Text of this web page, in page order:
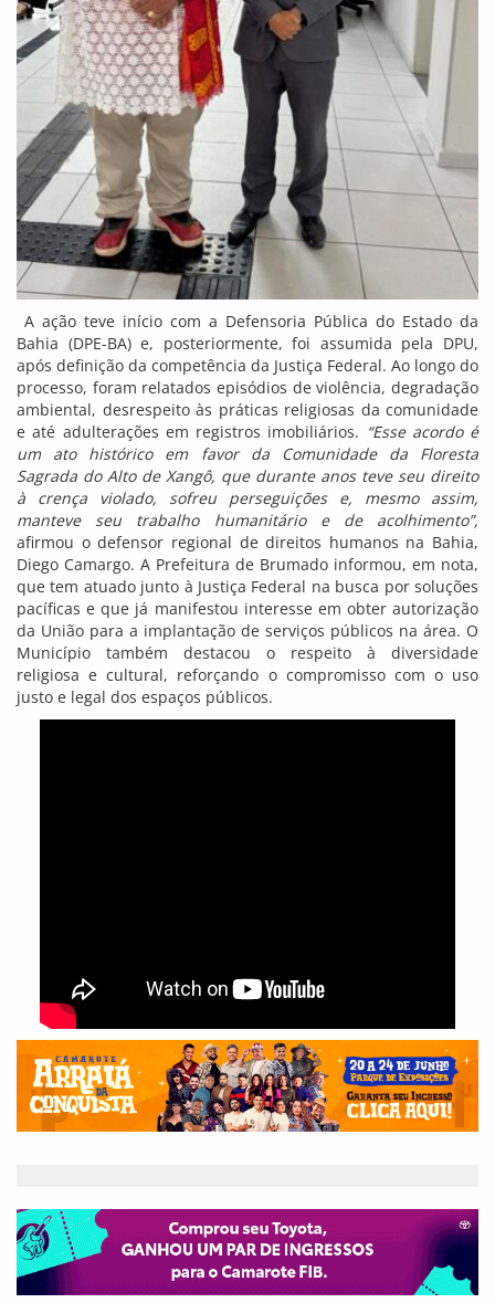
A ação teve início com a Defensoria Pública do Estado da
Bahia (DPE-BA) e, posteriormente, foi assumida pela DPU,
após definição da competência da Justiça Federal. Ao longo do
processo, foram relatados episódios de violência, degradação
ambiental, desrespeito às práticas religiosas da comunidade
e até adulterações em registros imobiliários. “Esse acordo é
um ato histórico em favor da Comunidade da Floresta
Sagrada do Alto de Xangô, que durante anos teve seu direito
à crença violado, sofreu perseguições e, mesmo assim,
manteve seu trabalho humanitário e de acolhimento”,
afirmou o defensor regional de direitos humanos na Bahia,
Diego Camargo. A Prefeitura de Brumado informou, em nota,
que tem atuado junto à Justiça Federal na busca por soluções
pacíficas e que já manifestou interesse em obter autorização
da União para a implantação de serviços públicos na área. O
Município também destacou o respeito à diversidade
religiosa e cultural, reforçando o compromisso com o uso
justo e legal dos espaços públicos.